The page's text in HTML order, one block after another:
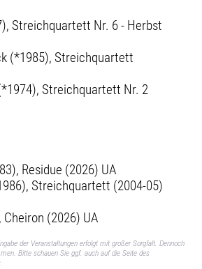
Streichquartett Nr. 6 - Herbst
(*1985), Streichquartett
Streichquartett Nr. 2
Residue (2026) UA
Streichquartett (2004-05)
(2026) UA
der Veranstaltungen erfolgt mit großer Sorgfalt. Dennoch
Bitte schauen Sie ggf. auch auf die Seite des